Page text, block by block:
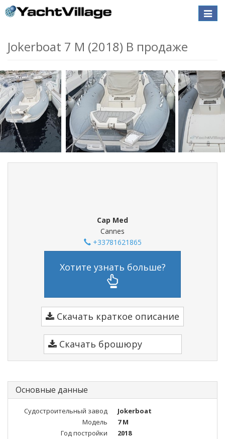
Toggle
Jokerboat 7 M (2018) В продаже
Cap Med
Cannes
+33781621865
Хотите узнать больше?
Скачать краткое описание
Скачать брошюру
Основные данные
Судостроительный завод
Jokerboat
Модель
7 M
Год постройки
2018